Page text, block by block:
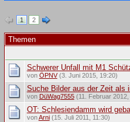
1 2
Themen
Schwerer Unfall mit M1
von ÖPNV(3. Juni 2015, 19:20)
Suche Bilder aus der Zeit als
von DüWag7555(11. Februar 2012,
OT: Schlesiendamm wird
vonArni(15. Juli 2011, 11:30)